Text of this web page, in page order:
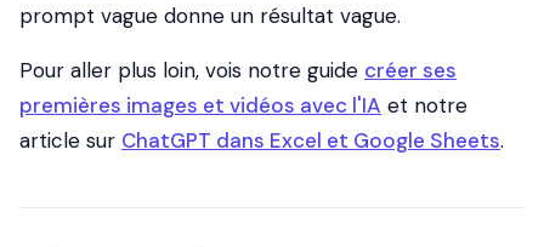
prompt vague donne un résultat vague.
Pour aller plus loin, vois notre guide créer ses
premières images et vidéos avec l'IA et notre
article sur ChatGPT dans Excel et Google Sheets.